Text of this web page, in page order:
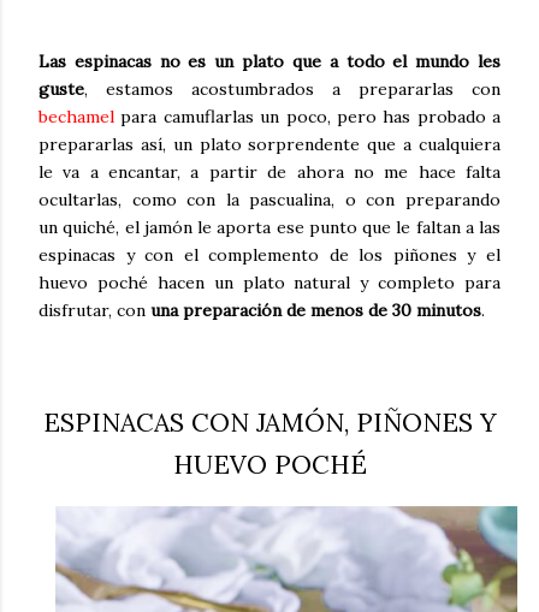
Las espinacas no es un plato que a todo el mundo les
guste, estamos acostumbrados a prepararlas con
bechamel para camuflarlas un poco, pero has probado a
prepararlas así, un plato sorprendente que a cualquiera
le va a encantar, a partir de ahora no me hace falta
ocultarlas, como con la pascualina, o con preparando
un quiché, el jamón le aporta ese punto que le faltan a las
espinacas y con el complemento de los piñones y el
huevo poché hacen un plato natural y completo para
disfrutar, con una preparación de menos de 30 minutos.
ESPINACAS CON JAMÓN, PIÑONES Y
HUEVO POCHÉ